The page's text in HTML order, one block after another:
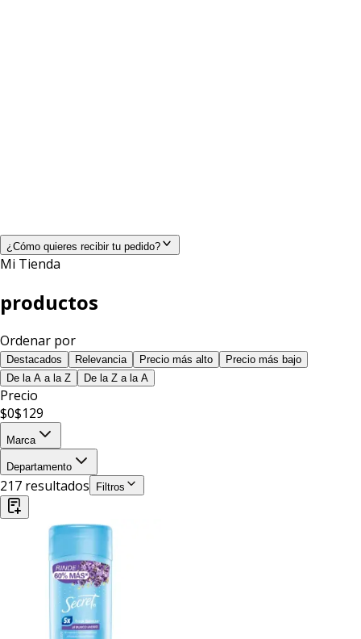
¿Cómo quieres recibir tu pedido?
Mi Tienda
productos
Ordenar por
Destacados Relevancia Precio más alto
Precio más bajo
De la A a la Z
De la Z a la A
Precio
$0$129
Marca
Departamento
217 resultados Filtros